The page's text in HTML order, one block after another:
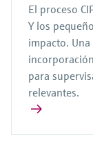
El proceso
Y los
impacto.
para
relevantes.